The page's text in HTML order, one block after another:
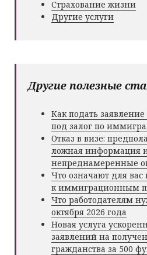
Страхование жизни
Другие услуги
Другие полезные
Как подать
под залог по
Отказ в визе:
ложная информация
непреднамеренные
Что означают для
к иммиграционным
Что работодателям
октября 2026 года
Новая услуга
заявлений на
гражданства за 500